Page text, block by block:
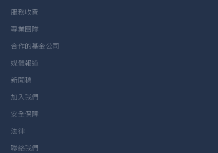
服務收費
專業團隊
合作的基金公司
媒體報道
新聞稿
加入我們
安全保障
法律
聯絡我們